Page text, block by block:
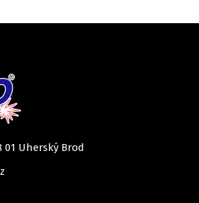
01 Uherský Brod